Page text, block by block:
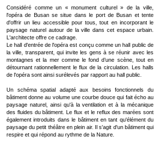
Considéré comme un « monument culturel » de la ville,
l'opéra de Busan se situe dans le port de Busan et tente
d'offrir un lieu accessible pour tous, tout en incorporant le
paysage naturel autour de la ville dans cet espace urbain.
L'architecte offre ce cadrage.
Le hall d'entrée de l'opéra est conçu comme un hall public de
la ville, transparent, qui invite les gens à se réunir avec les
montagnes et la mer comme le fond d’une scène, tout en
détournant rationnellement le flux de la circulation. Les halls
de l'opéra sont ainsi surélevés par rapport au hall public.
Un schéma spatial adapté aux besoins fonctionnels du
bâtiment donne au volume une courbe douce qui fait écho au
paysage naturel, ainsi qu'à la ventilation et à la mécanique
des fluides du bâtiment. Le flux et le reflux des marées sont
également introduits dans le bâtiment en tant qu'élément du
paysage du petit théâtre en plein air. Il s'agit d'un bâtiment qui
respire et qui répond au rythme de la Nature.